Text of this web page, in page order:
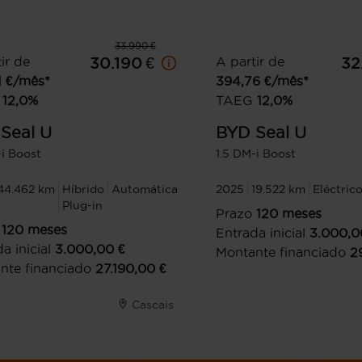
33.990 €
de
€/mês*
12,0%
30.190 €
Seal U
i Boost
km
Híbrido
Plug-in
Automática
120 meses
inicial 3.000,00 €
financiado 27.190,00 €
Cascais
A partir de
394,76 €/mês*
TAEG 12,0%
BYD Seal U
1.5 DM-i Boost
2025 19.522 km Eléctrico
Prazo 120 meses
Entrada inicial
Montante financiado